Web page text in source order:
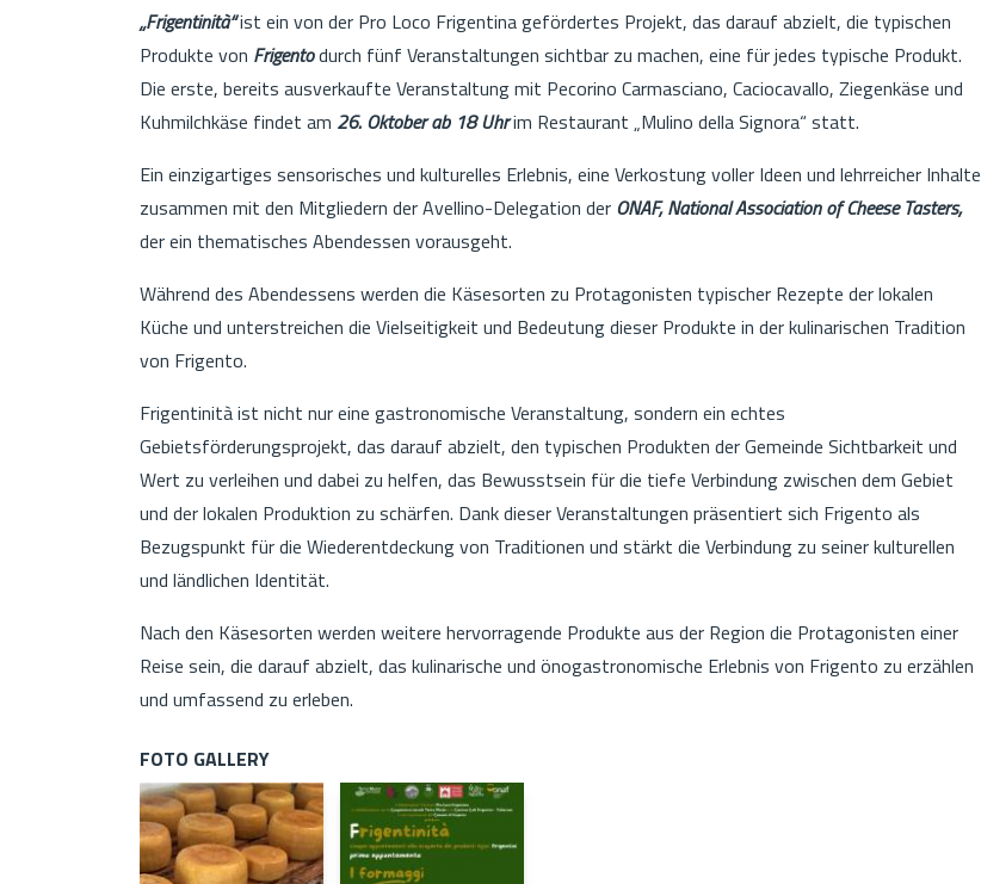
„Frigentinità“ist ein von der Pro Loco Frigentina gefördertes Projekt, das darauf abzielt, die typischen
Produkte von Frigentodurch fünf Veranstaltungen sichtbar zu machen, eine für jedes typische Produkt.
Die erste, bereits ausverkaufte Veranstaltung mit Pecorino Carmasciano, Caciocavallo, Ziegenkäse und
Kuhmilchkäse findet am 26. Oktober ab 18 Uhrim Restaurant „Mulino della Signora“ statt.
Ein einzigartiges sensorisches und kulturelles Erlebnis, eine Verkostung voller Ideen und lehrreicher Inhalte
zusammen mit den Mitgliedern der Avellino-Delegation der ONAF, National Association of Cheese Tasters,
der ein thematisches Abendessen vorausgeht.
Während des Abendessens werden die Käsesorten zu Protagonisten typischer Rezepte der lokalen
Küche und unterstreichen die Vielseitigkeit und Bedeutung dieser Produkte in der kulinarischen Tradition
von Frigento.
Frigentinità ist nicht nur eine gastronomische Veranstaltung, sondern ein echtes
Gebietsförderungsprojekt, das darauf abzielt, den typischen Produkten der Gemeinde Sichtbarkeit und
Wert zu verleihen und dabei zu helfen, das Bewusstsein für die tiefe Verbindung zwischen dem Gebiet
und der lokalen Produktion zu schärfen. Dank dieser Veranstaltungen präsentiert sich Frigento als
Bezugspunkt für die Wiederentdeckung von Traditionen und stärkt die Verbindung zu seiner kulturellen
und ländlichen Identität.
Nach den Käsesorten werden weitere hervorragende Produkte aus der Region die Protagonisten einer
Reise sein, die darauf abzielt, das kulinarische und önogastronomische Erlebnis von Frigento zu erzählen
und umfassend zu erleben.
FOTO GALLERY